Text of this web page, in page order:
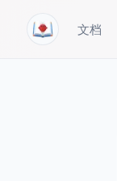
文档